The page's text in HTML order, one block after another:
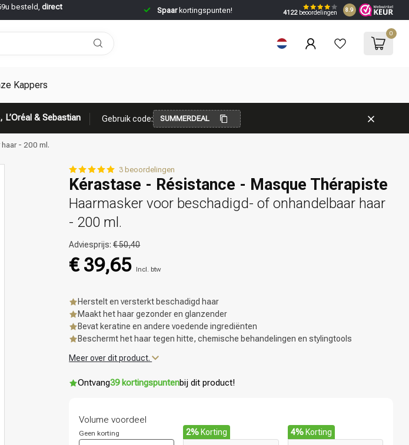
besteld, direct
Spaarkortingspunten! 4122beoordelingen 8.9
0
Kappers
& Sebastian Gebruik code: SUMMERDEAL
- 200 ml.
3 beoordelingen
Kérastase - Résistance - Masque Thérapiste
Haarmasker voor beschadigd- of onhandelbaar haar
- 200 ml.
Adviesprijs:€ 50,40
€ 39,65 Incl. btw
Herstelt en versterkt beschadigd haar
Maakt het haar gezonder en glanzender
Bevat keratine en andere voedende ingrediënten
Beschermt het haar tegen hitte, chemische behandelingen en stylingtools
Meer over dit product.
Ontvang39 kortingspuntenbij dit product!
Volume voordeel
Geen korting 2% Korting 4%Korting